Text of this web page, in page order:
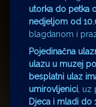
utorka do petka
nedjeljom od
blagdanom i
Pojedinačna
ulazu u muzej
besplatni ulaz
umirovljenici ,
Djeca i mladi do